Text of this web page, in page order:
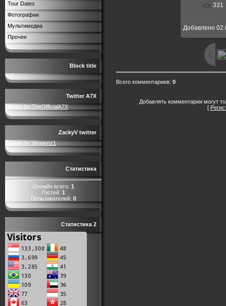
Tour Dates
Фотографии
Мультимедиа
Прочее
Block title
Twitter A7X
Tweets by TheOfficialA7X
ZackyV twitter
Tweets by Vengenz1
Статистика
Онлайн всего: 1
Гостей: 1
Пользователей: 0
Статистика 2
331
Добавлено
Всего комментариев: 0
Добавлять комментарии могут
[